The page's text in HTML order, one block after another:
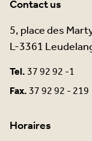
Contact us
5, place des
L-3361
Tel.37 92 92 -1
Fax.37 92 92 - 219
Horaires